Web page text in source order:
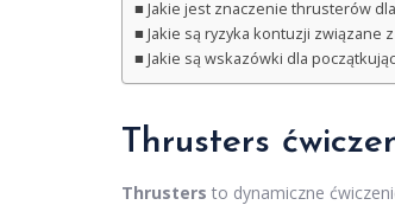
Jakie jest znaczenie thrusterów
Jakie są ryzyka kontuzji związane
Jakie są wskazówki dla
Thrusters
Thrusters to dynamiczne